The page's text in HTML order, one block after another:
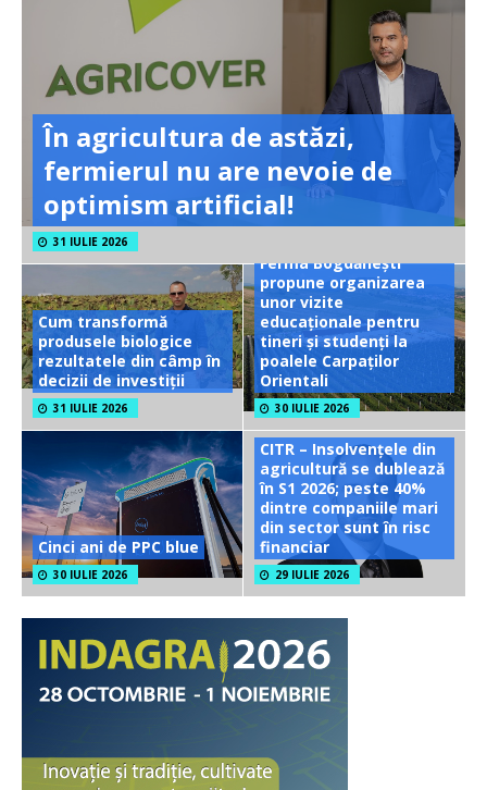
În agricultura de astăzi,
fermierul nu are nevoie de
optimism artificial!
31 IULIE 2026
Cum transformă
produsele biologice
rezultatele din câmp în
decizii de investiții
31 IULIE 2026
Ferma Bogdănești
propune organizarea
unor vizite
educaționale pentru
tineri și studenți la
poalele Carpaților
Orientali
30 IULIE 2026
Cinci ani de PPC blue
30 IULIE 2026
CITR – Insolvențele din
agricultură se dublează
în S1 2026; peste 40%
dintre companiile mari
din sector sunt în risc
financiar
29 IULIE 2026